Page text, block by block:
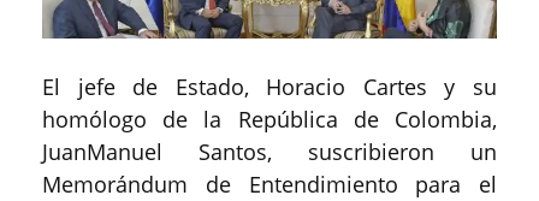
El jefe de Estado, Horacio Cartes y su
homólogo de la República de Colombia,
JuanManuel Santos, suscribieron un
Memorándum de Entendimiento para el